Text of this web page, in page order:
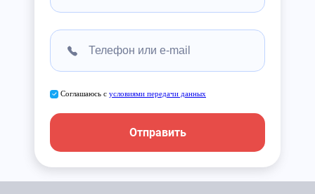
Соглашаюсь с условиями передачи данных
Отправить